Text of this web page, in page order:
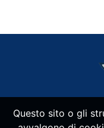
Questo sito o gli